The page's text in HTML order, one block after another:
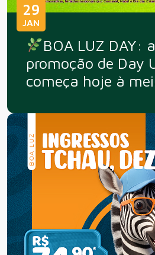
29
JAN
BOA LUZ DAY: a
promoção de Day
começa hoje à